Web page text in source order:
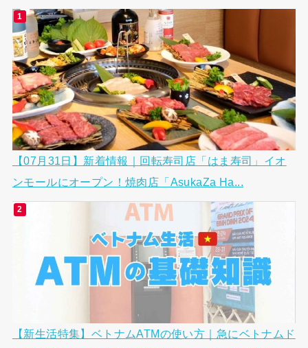
【07月31日】新着情報｜回転寿司店「はま寿司」イオ
ンモールにオープン！焼肉店「AsukaZa Ha...
【新生活特集】ベトナムATMの使い方｜急にベトナムド